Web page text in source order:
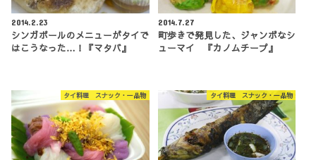
2014.2.23
シンガポールのメニューがタイで
はこうなった…！『マタバ』
2014.7.27
町歩きで発見した、ジャンボなシ
ューマイ 『カノムチープ』
タイ料理 スナック・一品物 タイ料理 スナック・一品物